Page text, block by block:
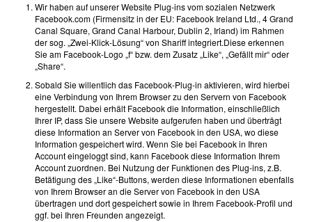
Wir haben auf unserer Website Plug-ins vom sozialen Netzwerk
Facebook.com (Firmensitz in der EU: Facebook Ireland Ltd., 4 Grand
Canal Square, Grand Canal Harbour, Dublin 2, Irland) im Rahmen
der sog. „Zwei-Klick-Lösung“ von Shariff integriert.Diese erkennen
Sie am Facebook-Logo „f“ bzw. dem Zusatz „Like“, „Gefällt mir“ oder
„Share“.
Sobald Sie willentlich das Facebook-Plug-in aktivieren, wird hierbei
eine Verbindung von Ihrem Browser zu den Servern von Facebook
hergestellt. Dabei erhält Facebook die Information, einschließlich
Ihrer IP, dass Sie unsere Website aufgerufen haben und überträgt
diese Information an Server von Facebook in den USA, wo diese
Information gespeichert wird. Wenn Sie bei Facebook in Ihren
Account eingeloggt sind, kann Facebook diese Information Ihrem
Account zuordnen. Bei Nutzung der Funktionen des Plug-ins, z.B.
Betätigung des „Like“-Buttons, werden diese Informationen ebenfalls
von Ihrem Browser an die Server von Facebook in den USA
übertragen und dort gespeichert sowie in Ihrem Facebook-Profil und
ggf. bei Ihren Freunden angezeigt.